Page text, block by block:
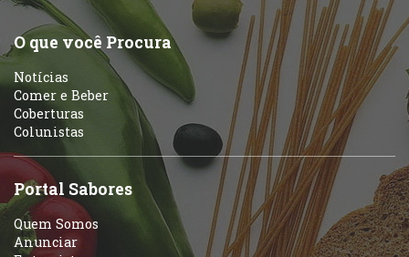
O que você Procura
Notícias
Comer e Beber
Coberturas
Colunistas
Portal Sabores
Quem Somos
Anunciar